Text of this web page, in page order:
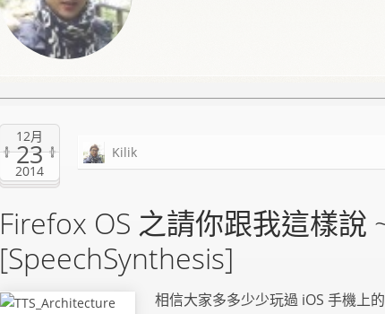
12月
23
2014
Kilik
Firefox OS 之請你跟我這樣說
[SpeechSynthesis]
相信大家多多少少玩過 iOS 手機上